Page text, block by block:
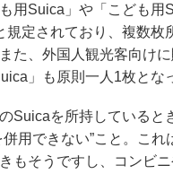
用Suica」や「こども用
規定されており、複数枚
た、外国人観光客向け
」も原則一人1枚とな
Suicaを所持していると
併用できない”こと。これ
もそうですし、コンビ